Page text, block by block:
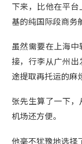
下来，比他在平
基的纯国际段商务
虽然需要在上海
接，行李从广州
途提取再托运的麻
张先生算了一下
机场还方便。
他毫不犹豫地选择